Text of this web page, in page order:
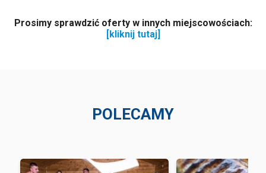
Prosimy sprawdzić oferty w innych miejscowościach:
[kliknij tutaj]
POLECAMY